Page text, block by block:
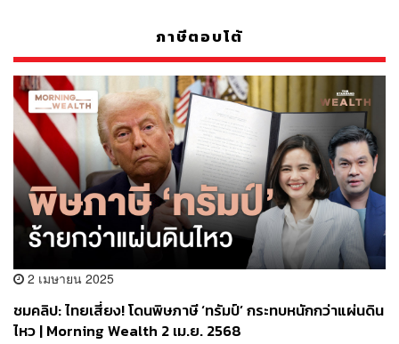
ภาษีตอบโต้
2 เมษายน 2025
ชมคลิป: ไทยเสี่ยง! โดนพิษภาษี ‘ทรัมป์’ กระทบหนักกว่าแผ่นดิน
ไหว | Morning Wealth 2 เม.ย. 2568